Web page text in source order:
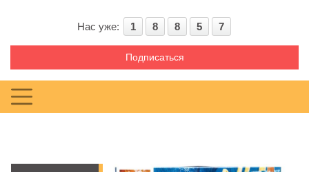
Нас уже: 1 8 8 5 7
Подписаться